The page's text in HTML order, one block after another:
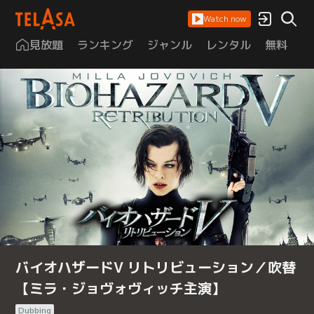
Watch now
見放題 ランキング ジャンル レンタル 無料
バイオハザードV リトリビューション／吹替
【ミラ・ジョヴォヴィッチ主演】
Dubbing